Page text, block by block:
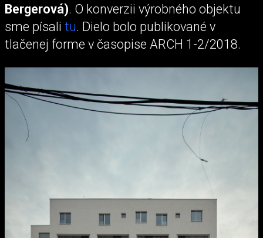
Bergerová). O konverzii výrobného objektu
sme písali tu. Dielo bolo publikované v
tlačenej forme v časopise ARCH 1-2/2018.